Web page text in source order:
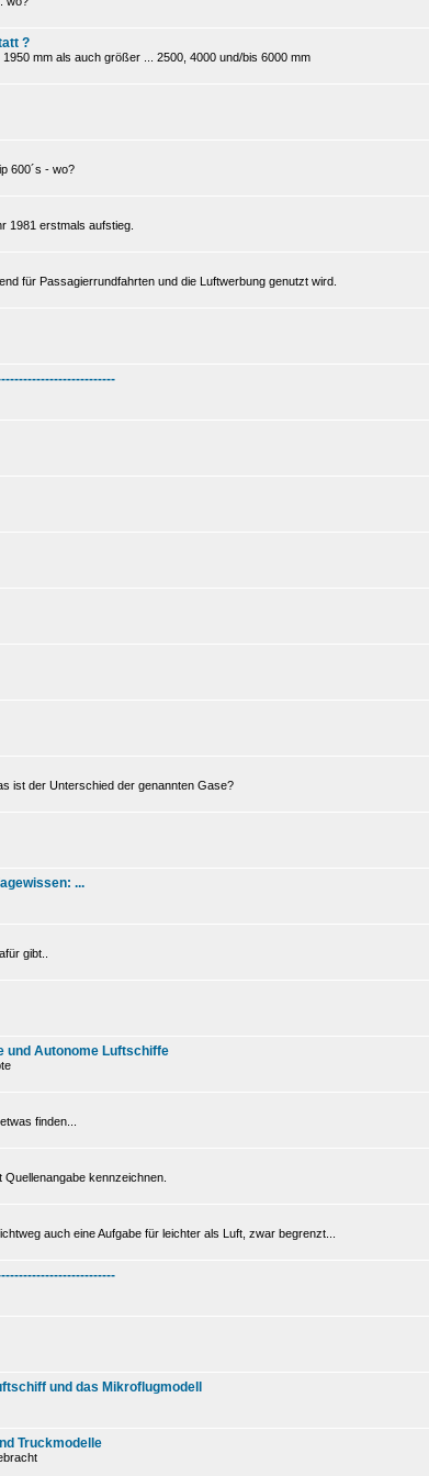
?
mm als auch größer ... 2500, 4000 und/bis 6000 mm
600´s - wo?
1981 erstmals aufstieg.
für Passagierrundfahrten und die Luftwerbung genutzt wird.
ist der Unterschied der genannten Gase?
...
gibt..
und Autonome Luftschiffe
finden...
kennzeichnen.
auch eine Aufgabe für leichter als Luft, zwar begrenzt...
und das Mikroflugmodell
Truckmodelle